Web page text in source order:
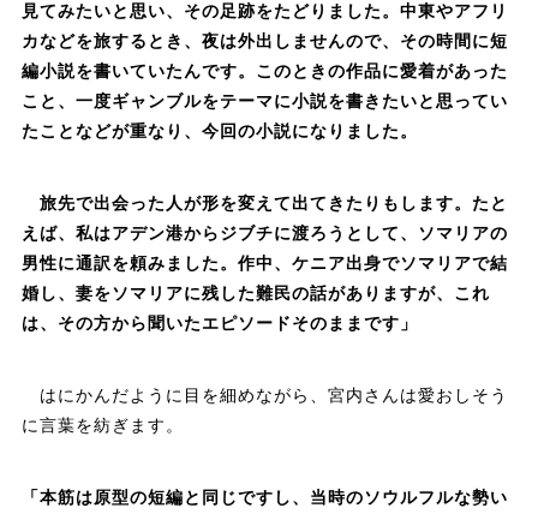
見てみたいと思い、その足跡をたどりました。中東やアフリ
カなどを旅するとき、夜は外出しませんので、その時間に短
編小説を書いていたんです。このときの作品に愛着があった
こと、一度ギャンブルをテーマに小説を書きたいと思ってい
たことなどが重なり、今回の小説になりました。
旅先で出会った人が形を変えて出てきたりもします。たと
えば、私はアデン港からジブチに渡ろうとして、ソマリアの
男性に通訳を頼みました。作中、ケニア出身でソマリアで結
婚し、妻をソマリアに残した難民の話がありますが、これ
は、その方から聞いたエピソードそのままです」
はにかんだように目を細めながら、宮内さんは愛おしそう
に言葉を紡ぎます。
「本筋は原型の短編と同じですし、当時のソウルフルな勢い